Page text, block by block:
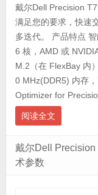
戴尔Dell Precision
满足您的要求，快速
多迭代。 产品特点
6 核，AMD 或
M.2（在 FlexBay 内
0 MHz(DDR5) 内存
Optimizer for
阅读全文
戴尔Dell
术参数